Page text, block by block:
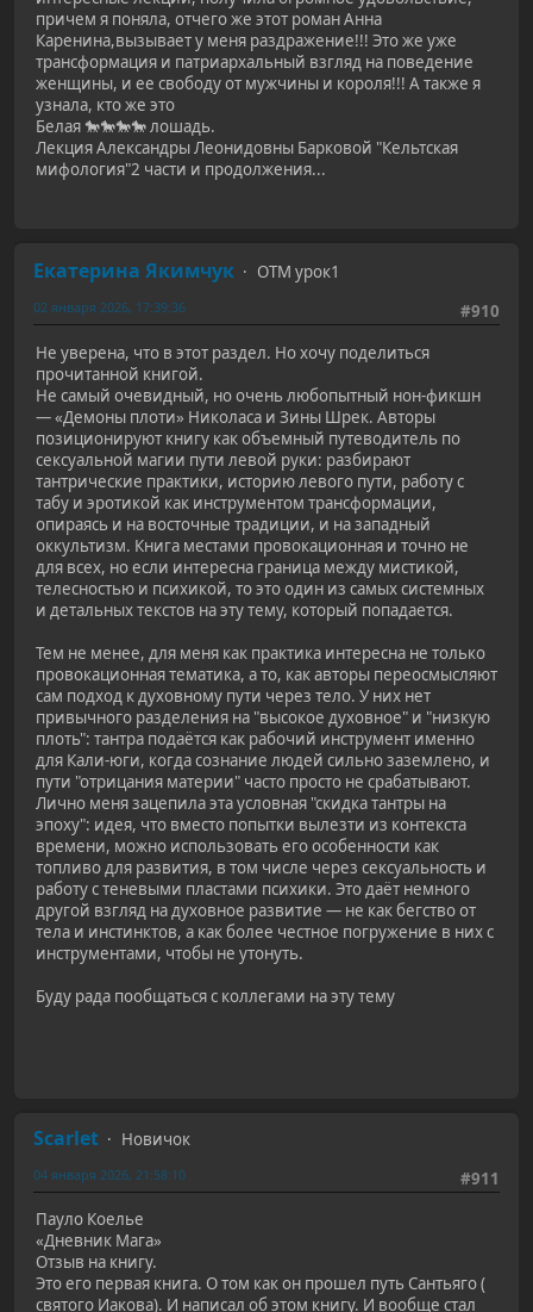
причем я поняла, отчего же этот роман Анна
Каренина,вызывает у меня раздражение!!! Это же уже
трансформация и патриархальный взгляд на поведение
женщины, и ее свободу от мужчины и короля!!! А также я
узнала, кто же это
Белая 🐎🐎🐎🐎 лошадь.
Лекция Александры Леонидовны Барковой "Кельтская
мифология"2 части и продолжения...
Екатерина Якимчук
ОТМ урок1
#910
02 января 2026, 17:39:36
Не уверена, что в этот раздел. Но хочу поделиться
прочитанной книгой.
Не самый очевидный, но очень любопытный нон‑фикшн
— «Демоны плоти» Николаса и Зины Шрек. Авторы
позиционируют книгу как объемный путеводитель по
сексуальной магии пути левой руки: разбирают
тантрические практики, историю левого пути, работу с
табу и эротикой как инструментом трансформации,
опираясь и на восточные традиции, и на западный
оккультизм. Книга местами провокационная и точно не
для всех, но если интересна граница между мистикой,
телесностью и психикой, то это один из самых системных
и детальных текстов на эту тему, который попадается.
Тем не менее, для меня как практика интересна не только
провокационная тематика, а то, как авторы переосмысляют
сам подход к духовному пути через тело. У них нет
привычного разделения на "высокое духовное" и "низкую
плоть": тантра подаётся как рабочий инструмент именно
для Кали‑юги, когда сознание людей сильно заземлено, и
пути "отрицания материи" часто просто не срабатывают.
Лично меня зацепила эта условная "скидка тантры на
эпоху": идея, что вместо попытки вылезти из контекста
времени, можно использовать его особенности как
топливо для развития, в том числе через сексуальность и
работу с теневыми пластами психики. Это даёт немного
другой взгляд на духовное развитие — не как бегство от
тела и инстинктов, а как более честное погружение в них с
инструментами, чтобы не утонуть.
Буду рада пообщаться с коллегами на эту тему
Scarlet
Новичок
#911
04 января 2026, 21:58:10
Пауло Коелье
«Дневник Мага»
Отзыв на книгу.
Это его первая книга. О том как он прошел путь Сантьяго (
святого Иакова). И написал об этом книгу. И вообще стал